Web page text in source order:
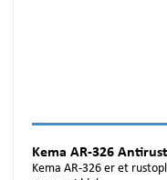
Kema AR-326
Kema AR-326 er et